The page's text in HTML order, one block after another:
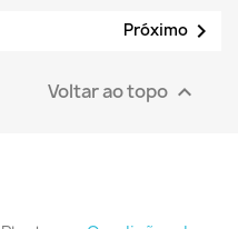
Próximo 
Voltar ao topo 